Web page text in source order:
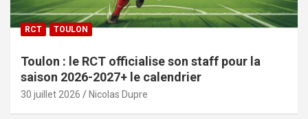
RCT TOULON
Toulon : le RCT officialise son staff pour la
saison 2026-2027+ le calendrier
30 juillet 2026 Nicolas Dupre